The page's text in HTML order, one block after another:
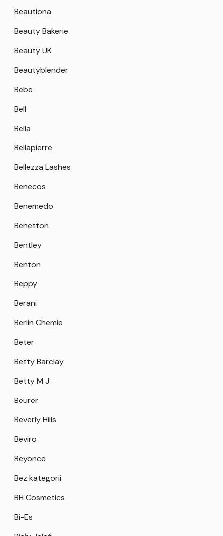
Beautiona
Beauty Bakerie
Beauty UK
Beautyblender
Bebe
Bell
Bella
Bellapierre
Bellezza Lashes
Benecos
Benemedo
Benetton
Bentley
Benton
Beppy
Berani
Berlin Chemie
Beter
Betty Barclay
Betty M J
Beurer
Beverly Hills
Beviro
Beyonce
Bez kategorii
BH Cosmetics
Bi-Es